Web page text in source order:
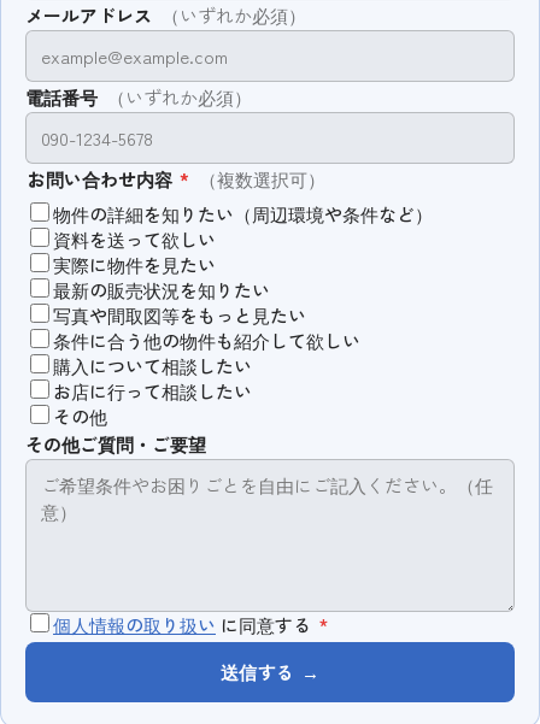
メールアドレス （いずれか必須）
電話番号 （いずれか必須）
お問い合わせ内容 *
（複数選択可）
物件の詳細を知りたい（周辺環境や条件など）
資料を送って欲しい
実際に物件を見たい
最新の販売状況を知りたい
写真や間取図等をもっと見たい
条件に合う他の物件も紹介して欲しい
購入について相談したい
お店に行って相談したい
その他
その他ご質問・ご要望
個人情報の取り扱い に同意する *
送信する →